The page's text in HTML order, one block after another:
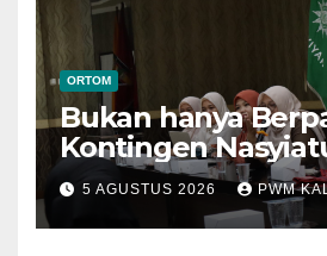
ORTOM
Bukan hanya
Kontingen
Kalbar
di Muktamar XV
5 AGUSTUS 2026 PWM